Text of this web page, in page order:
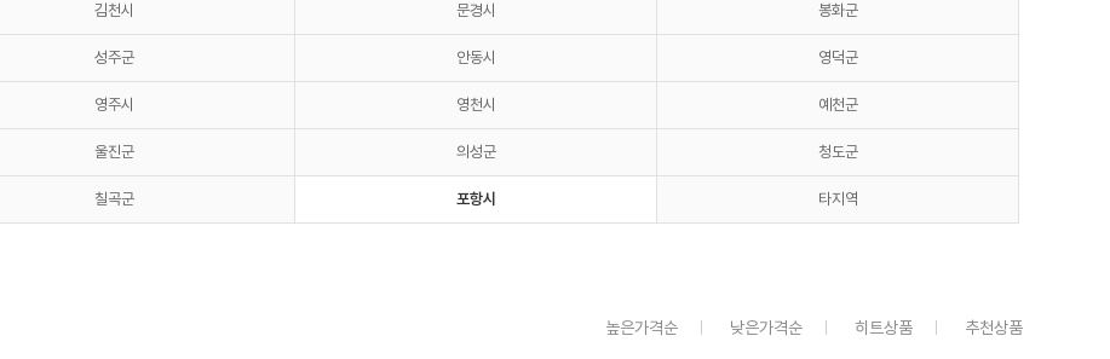
김천시 문경시 봉화군
성주군 안동시 영덕군
영주시 영천시 예천군
울진군 의성군 청도군
칠곡군 포항시 타지역
높은가격순 낮은가격순 히트상품 추천상품